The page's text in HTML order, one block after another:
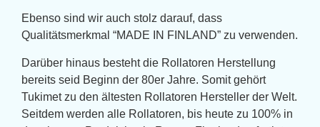
Ebenso sind wir auch stolz darauf, dass
Qualitätsmerkmal “MADE IN FINLAND” zu verwenden.
Darüber hinaus besteht die Rollatoren Herstellung
bereits seid Beginn der 80er Jahre. Somit gehört
Tukimet zu den ältesten Rollatoren Hersteller der Welt.
Seitdem werden alle Rollatoren, bis heute zu 100% in